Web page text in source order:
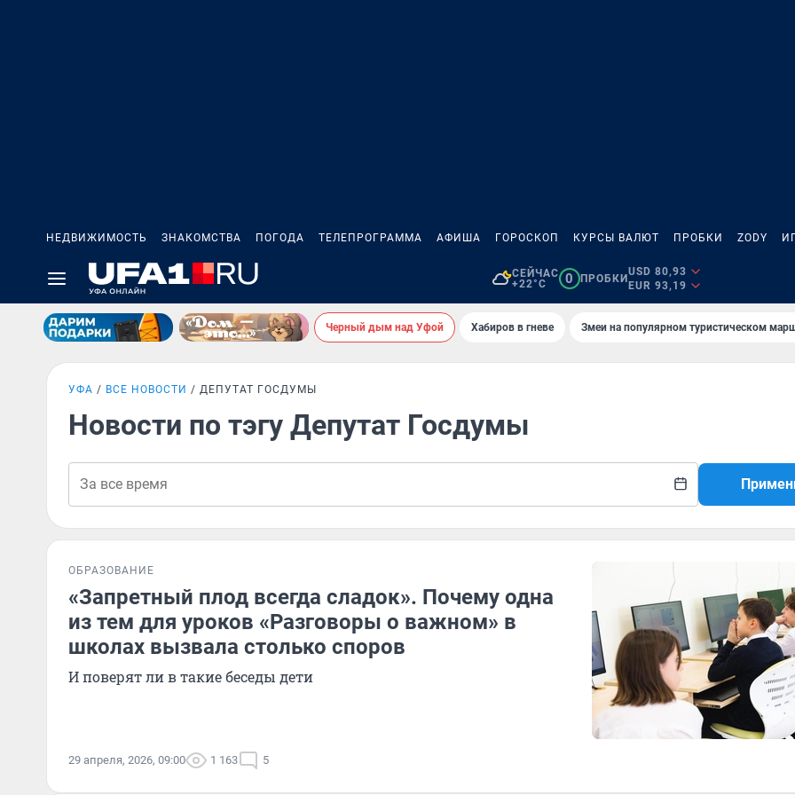
НЕДВИЖИМОСТЬ ЗНАКОМСТВА ПОГОДА ТЕЛЕПРОГРАММА АФИША ГОРОСКОП КУРСЫ ВАЛЮТ ПРОБКИ ZODY
СЕЙЧАС
+22°C
0 ПРОБКИ
USD 80,93
EUR 93,19
Черный дым над Уфой Хабиров в гневе Змеи на популярном туристическом
УФА ВСЕ НОВОСТИ ДЕПУТАТ ГОСДУМЫ
Новости по тэгу Депутат Госдумы
ОБРАЗОВАНИЕ
«Запретный плод всегда сладок». Почему одна
из тем для уроков «Разговоры о важном» в
школах вызвала столько споров
И поверят ли в такие беседы дети
29 апреля, 2026, 09:00 1 163 5